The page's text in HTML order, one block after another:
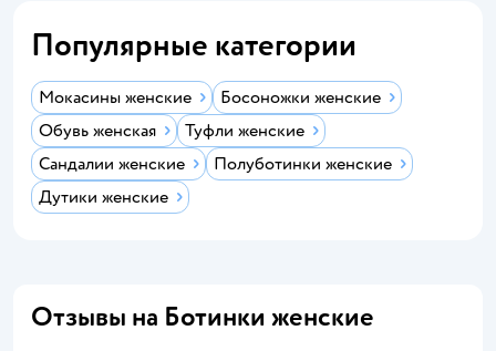
Популярные категории
Мокасины женские
Босоножки женские
Обувь женская
Туфли женские
Сандалии женские
Полуботинки женские
Дутики женские
Отзывы на Ботинки женские